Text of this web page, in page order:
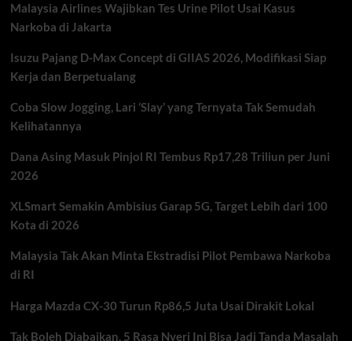
Malaysia Airlines Wajibkan Tes Urine Pilot Usai Kasus
Narkoba di Jakarta
Isuzu Pajang D-Max Concept di GIIAS 2026, Modifikasi Siap
Kerja dan Berpetualang
Coba Slow Jogging, Lari ‘Slay’ yang Ternyata Tak Semudah
Kelihatannya
Dana Asing Masuk Pinjol RI Tembus Rp17,28 Triliun per Juni
2026
XLSmart Semakin Ambisius Garap 5G, Target Lebih dari 100
Kota di 2026
Malaysia Tak Akan Minta Ekstradisi Pilot Pembawa Narkoba
di RI
Harga Mazda CX-30 Turun Rp86,5 Juta Usai Dirakit Lokal
Tak Boleh Diabaikan, 5 Rasa Nyeri Ini Bisa Jadi Tanda Masalah